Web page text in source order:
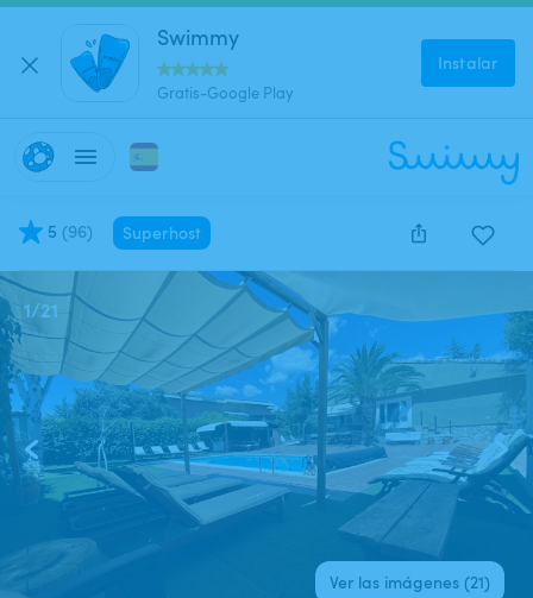
Swimmy
Gratis-Google Play
Instalar
5 (96) Superhost
1/21
Ver las imágenes (21)